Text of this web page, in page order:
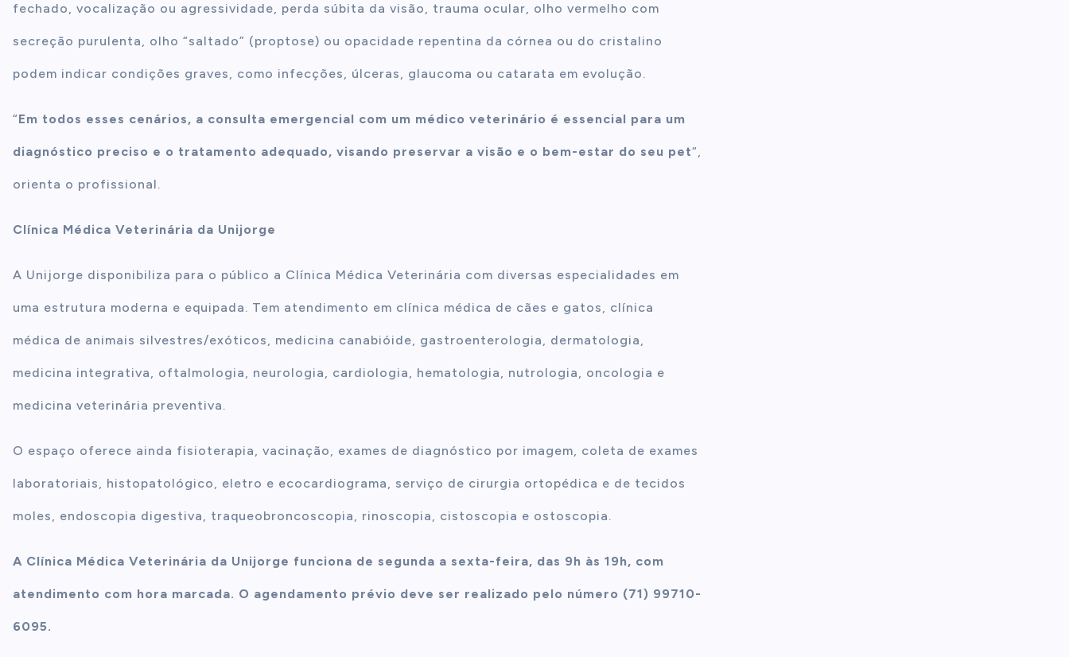
fechado, vocalização ou agressividade, perda súbita da visão, trauma ocular, olho vermelho com
secreção purulenta, olho “saltado” (proptose) ou opacidade repentina da córnea ou do cristalino
podem indicar condições graves, como infecções, úlceras, glaucoma ou catarata em evolução.
“Em todos esses cenários, a consulta emergencial com um médico veterinário é essencial para um
diagnóstico preciso e o tratamento adequado, visando preservar a visão e o bem-estar do seu pet“,
orienta o profissional.
Clínica Médica Veterinária da Unijorge
A Unijorge disponibiliza para o público a Clínica Médica Veterinária com diversas especialidades em
uma estrutura moderna e equipada. Tem atendimento em clínica médica de cães e gatos, clínica
médica de animais silvestres/exóticos, medicina canabióide, gastroenterologia, dermatologia,
medicina integrativa, oftalmologia, neurologia, cardiologia, hematologia, nutrologia, oncologia e
medicina veterinária preventiva.
O espaço oferece ainda fisioterapia, vacinação, exames de diagnóstico por imagem, coleta de exames
laboratoriais, histopatológico, eletro e ecocardiograma, serviço de cirurgia ortopédica e de tecidos
moles, endoscopia digestiva, traqueobroncoscopia, rinoscopia, cistoscopia e ostoscopia.
A Clínica Médica Veterinária da Unijorge funciona de segunda a sexta-feira, das 9h às 19h, com
atendimento com hora marcada. O agendamento prévio deve ser realizado pelo número (71) 99710-
6095.